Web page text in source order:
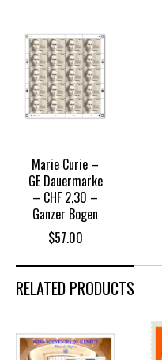
Marie Curie –
GE Dauermarke
– CHF 2,30 –
Ganzer Bogen
$57.00
RELATED PRODUCTS